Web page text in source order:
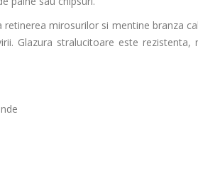
mirosurilor si mentine branza
Glazura stralucitoare este rezistenta,